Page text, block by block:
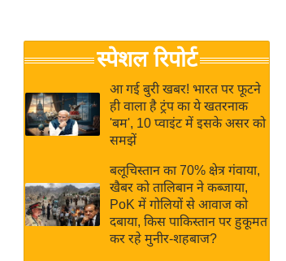
Breaking
News in
Hindi
Hindi
Hindi
Videos
जगत
राय
बजट
क्रिकेट
IPL
2026
स्पेशल रिपोर्ट
आ गई बुरी खबर! भारत पर फूटने
ही वाला है ट्रंप का ये खतरनाक
'बम', 10 प्वाइंट में इसके असर को
समझें
बलूचिस्तान का 70% क्षेत्र गंवाया,
खैबर को तालिबान ने कब्जाया,
PoK में गोलियों से आवाज को
दबाया, किस पाकिस्तान पर हुकूमत
कर रहे मुनीर-शहबाज?